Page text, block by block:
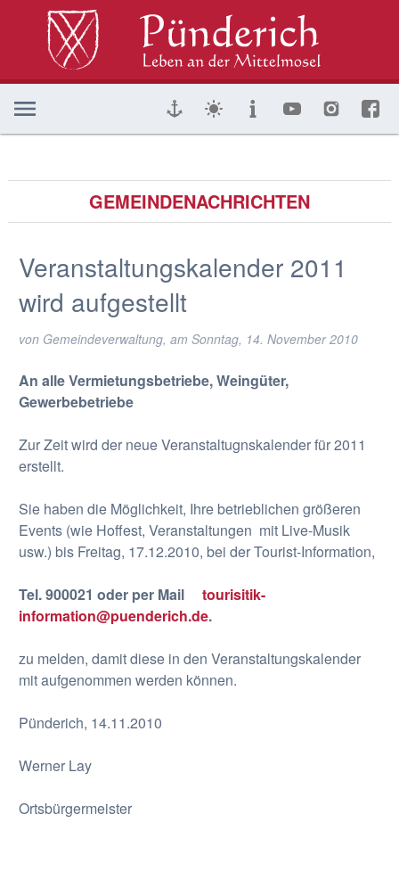
GEMEINDENACHRICHTEN
Veranstaltungskalender 2011
wird aufgestellt
von Gemeindeverwaltung, am Sonntag, 14. November 2010
An alle Vermietungsbetriebe, Weingüter,
Gewerbebetriebe
Zur Zeit wird der neue Veranstaltugnskalender für 2011
erstellt.
Sie haben die Möglichkeit, Ihre betrieblichen größeren
Events (wie Hoffest, Veranstaltungen mit Live-Musik
usw.) bis Freitag, 17.12.2010, bei der Tourist-Information,
Tel. 900021 oder per Mail tourisitik-
information@puenderich.de.
zu melden, damit diese in den Veranstaltungskalender
mit aufgenommen werden können.
Pünderich, 14.11.2010
Werner Lay
Ortsbürgermeister